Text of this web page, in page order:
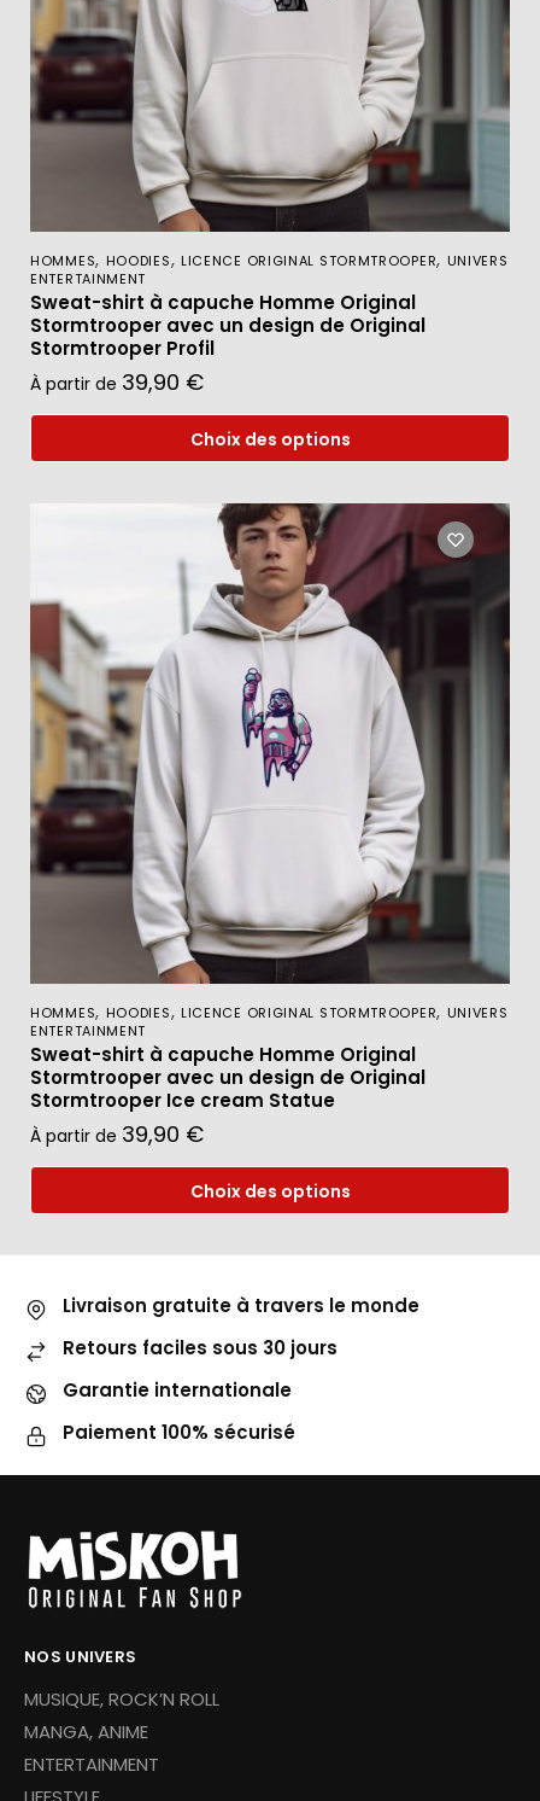
HOMMES, HOODIES, LICENCE ORIGINAL STORMTROOPER, UNIVERS
ENTERTAINMENT
Sweat-shirt à capuche Homme Original
Stormtrooper avec un design de Original
Stormtrooper Profil
À partir de 39,90 €
Choix des options
HOMMES, HOODIES, LICENCE ORIGINAL STORMTROOPER, UNIVERS
ENTERTAINMENT
Sweat-shirt à capuche Homme Original
Stormtrooper avec un design de Original
Stormtrooper Ice cream Statue
À partir de 39,90 €
Choix des options
Livraison gratuite à travers le monde
Retours faciles sous 30 jours
Garantie internationale
Paiement 100% sécurisé
NOS UNIVERS
MUSIQUE, ROCK’N ROLL
MANGA, ANIME
ENTERTAINMENT